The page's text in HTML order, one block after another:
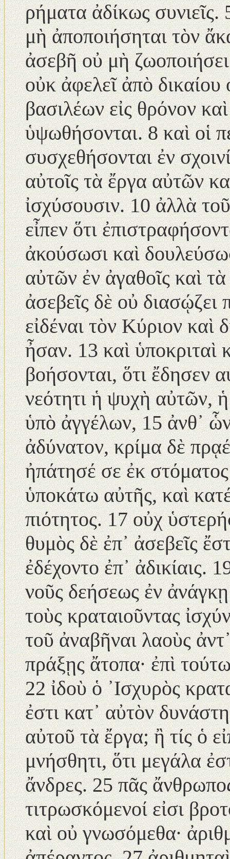
ρήματα ἀδίκως
μὴ ἀποποιήσηται τὸν
ἀσεβῆ οὐ μὴ
οὐκ ἀφελεῖ ἀπὸ
βασιλέων εἰς θρόνον
ὑψωθήσονται. 8 καὶ οἱ
συσχεθήσονται ἐν
αὐτοῖς τὰ ἔργα αὐτῶν
ἰσχύσουσιν. 10 ἀλλὰ
εἶπεν ὅτι
ἀκούσωσι καὶ
αὐτῶν ἐν ἀγαθοῖς καὶ
ἀσεβεῖς δὲ οὐ
εἰδέναι τὸν Κύριον καὶ
ἦσαν. 13 καὶ ὑποκριταὶ
βοήσονται, ὅτι ἔδησεν
νεότητι ἡ ψυχὴ αὐτῶν,
ὑπὸ ἀγγέλων, 15 ἀνθ᾿
ἀδύνατον, κρίμα δὲ
ἠπάτησέ σε ἐκ
ὑποκάτω αὐτῆς, καὶ
πιότητος. 17 οὐχ
θυμὸς δὲ ἐπ᾿ ἀσεβεῖς
ἐδέχοντο ἐπ᾿ ἀδικίαις.
νοῦς δεήσεως ἐν
τοὺς κραταιοῦντας
τοῦ ἀναβῆναι λαοὺς
πράξῃς ἄτοπα· ἐπὶ
22 ἰδοὺ ὁ ᾿Ισχυρὸς
ἐστι κατ᾿ αὐτὸν
αὐτοῦ τὰ ἔργα; ἢ τίς ὁ
μνήσθητι, ὅτι μεγάλα
ἄνδρες. 25 πᾶς
τιτρωσκόμενοί εἰσι
καὶ οὐ γνωσόμεθα·